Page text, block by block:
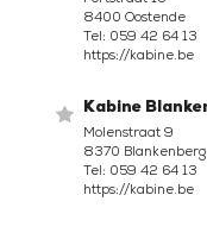
8400 Oostende
Tel: 059 42 64 13
https://kabine.be
Kabine
Molenstraat 9
8370
Tel: 059 42 64 13
https://kabine.be